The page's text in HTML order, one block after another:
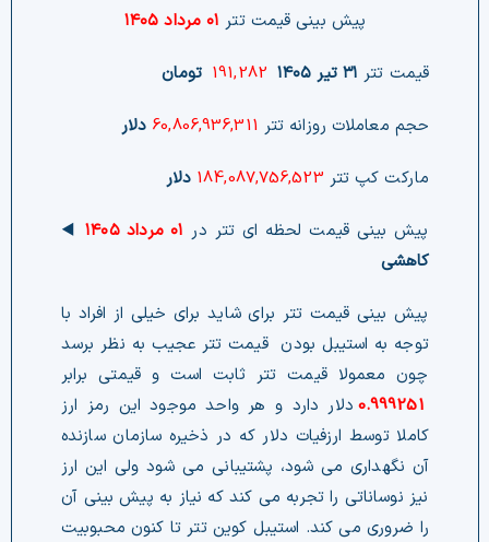
خرید تتر ارزان
مشاوره خدمات مالی
پیش بینی قیمت تتر ۰۱ مرداد ۱۴۰۵
قیمت تتر ۳۱ تیر ۱۴۰۵ 191,282 تومان
حجم معاملات روزانه تتر 60,806,936,311 دلار
مارکت کپ تتر 184,087,756,523 دلار
پیش بینی قیمت لحظه ای تتر در ۰۱ مرداد ۱۴۰۵
◀️
کاهشی
پیش بینی قیمت تتر برای شاید برای خیلی از افراد با
توجه به استیبل بودن قیمت تتر عجیب به نظر برسد
چون معمولا قیمت تتر ثابت است و قیمتی برابر
0.999251 دلار دارد و هر واحد موجود این رمز ارز
کاملا توسط ارزفیات دلار که در ذخیره سازمان سازنده
آن نگهداری می شود، پشتیبانی می شود ولی این ارز
نیز نوساناتی را تجربه می کند که نیاز به پیش بینی آن
را ضروری می کند. استیبل کوین تتر تا کنون محبوبیت